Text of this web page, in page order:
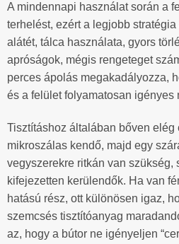
A mindennapi használat során a
terhelést, ezért a legjobb
alátét, tálca használata, gyors
apróságok, mégis rengeteget
perces ápolás megakadályozza,
és a felület folyamatosan igényes
Tisztításhoz általában bőven elég
mikroszálas kendő, majd egy
vegyszerekre ritkán van szükség,
kifejezetten kerülendők. Ha van
hatású rész, ott különösen igaz,
szemcsés tisztítóanyag
az, hogy a bútor ne igényeljen